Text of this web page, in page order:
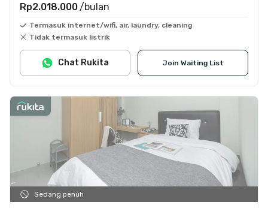
Rp2.018.000 /bulan
Termasuk internet/wifi, air, laundry, cleaning
Tidak termasuk listrik
Join Waiting List
Chat Rukita
Sedang penuh